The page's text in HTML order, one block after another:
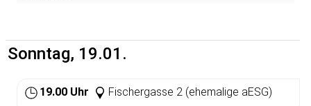
Sonntag, 19.01.
19.00 Uhr Fischergasse 2 (ehemalige aESG)